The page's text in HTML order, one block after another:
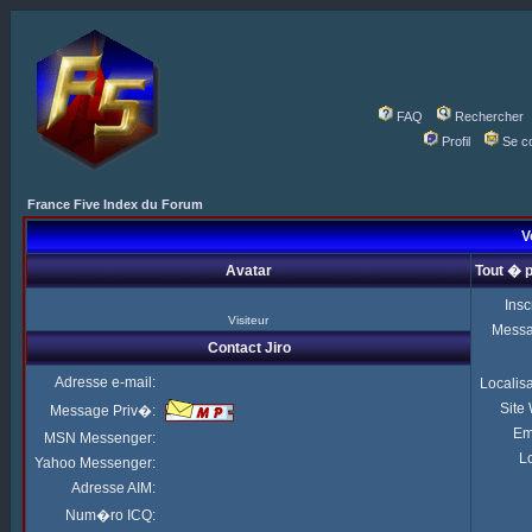
FAQ
Rechercher
Profil
Se
France Five Index du Forum
Avatar Tout �
Visiteur
Site
Contact Jiro
Adresse e-mail:
Message Priv�:
MSN Messenger:
Yahoo Messenger:
Adresse AIM:
Num�ro ICQ: